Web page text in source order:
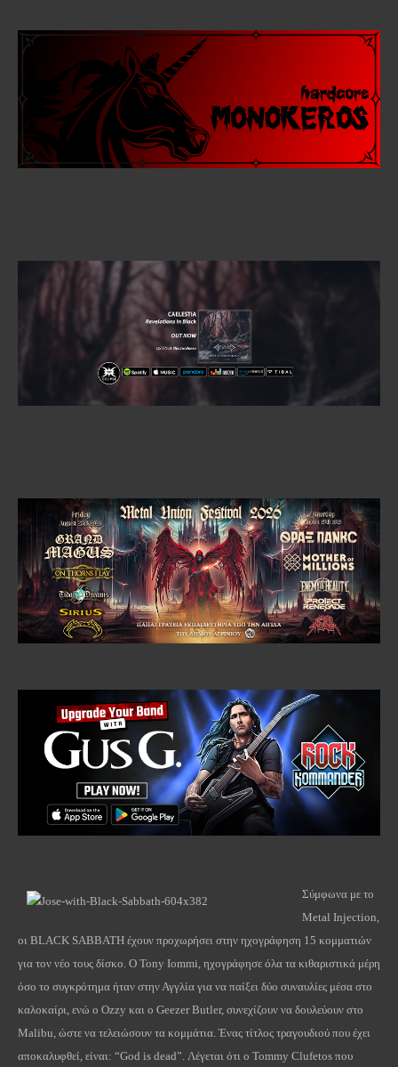
Σύμφωνα με το
Metal Injection,
οι BLACK SABBATH έχουν προχωρήσει στην ηχογράφηση 15 κομματιών
για τον νέο τους δίσκο. Ο Tony Iommi, ηχογράφησε όλα τα κιθαριστικά μέρη
όσο το συγκρότημα ήταν στην Αγγλία για να παίξει δύο συναυλίες μέσα στο
καλοκαίρι, ενώ ο Ozzy και ο Geezer Butler, συνεχίζουν να δουλεύουν στο
Malibu, ώστε να τελειώσουν τα κομμάτια. Ένας τίτλος τραγουδιού που έχει
αποκαλυφθεί, είναι: “God is dead”. Λέγεται ότι ο Tommy Clufetos που